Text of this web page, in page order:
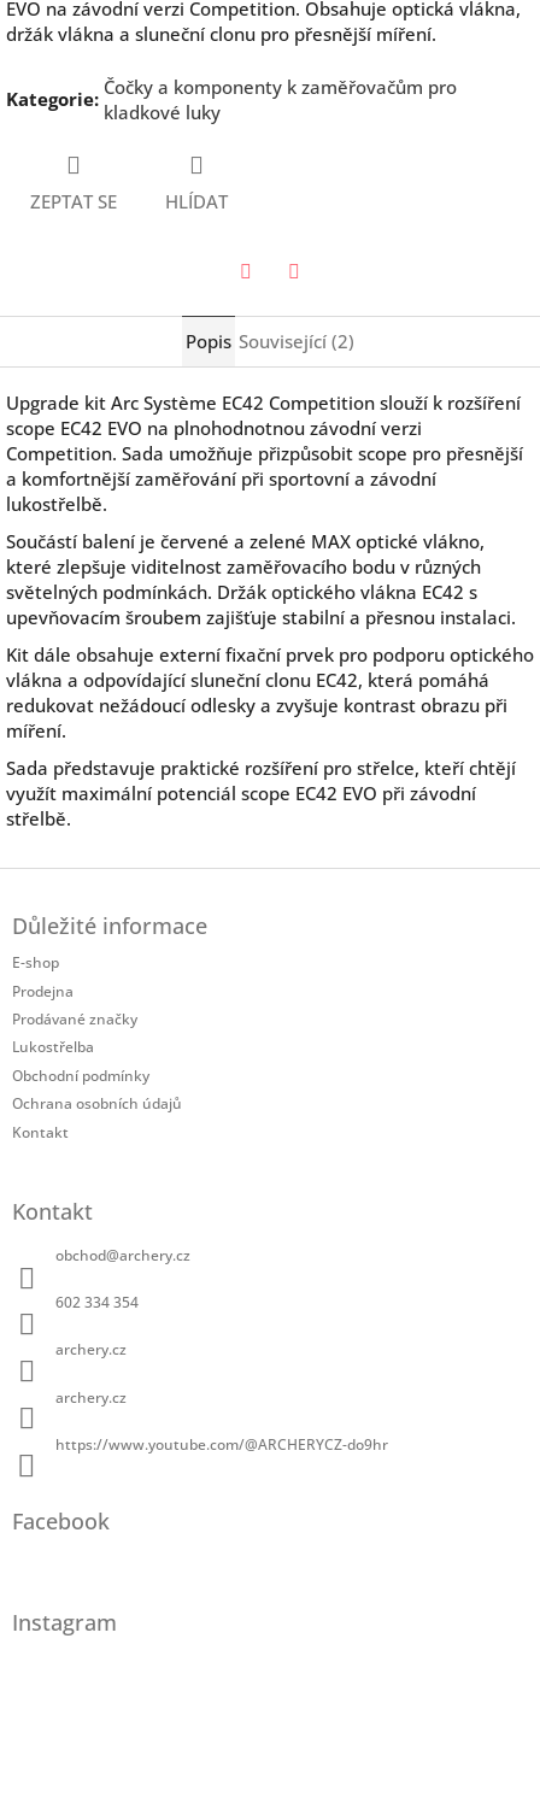
EVO na závodní verzi Competition. Obsahuje optická vlákna,
držák vlákna a sluneční clonu pro přesnější míření.
Kategorie: Čočky a komponenty k zaměřovačům pro
kladkové luky
ZEPTAT SE HLÍDAT
Popis Související (2)
Upgrade kit Arc Système EC42 Competition slouží k rozšíření
scope EC42 EVO na plnohodnotnou závodní verzi
Competition. Sada umožňuje přizpůsobit scope pro přesnější
a komfortnější zaměřování při sportovní a závodní
lukostřelbě.
Součástí balení je červené a zelené MAX optické vlákno,
které zlepšuje viditelnost zaměřovacího bodu v různých
světelných podmínkách. Držák optického vlákna EC42 s
upevňovacím šroubem zajišťuje stabilní a přesnou instalaci.
Kit dále obsahuje externí fixační prvek pro podporu optického
vlákna a odpovídající sluneční clonu EC42, která pomáhá
redukovat nežádoucí odlesky a zvyšuje kontrast obrazu při
míření.
Sada představuje praktické rozšíření pro střelce, kteří chtějí
využít maximální potenciál scope EC42 EVO při závodní
střelbě.
Důležité informace
E-shop
Prodejna
Prodávané značky
Lukostřelba
Obchodní podmínky
Ochrana osobních údajů
Kontakt
Kontakt
obchod@archery.cz
602 334 354
archery.cz
archery.cz
https://www.youtube.com/@ARCHERYCZ-do9hr
Facebook
Instagram